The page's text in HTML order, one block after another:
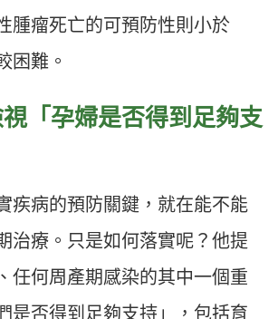
腫瘤死亡的可預防性則小於
困難。
「孕婦是否得到足夠支
疾病的預防關鍵，就在能不能
治療。只是如何落實呢？他提
任何周產期感染的其中一個重
是否得到足夠支持」，包括育